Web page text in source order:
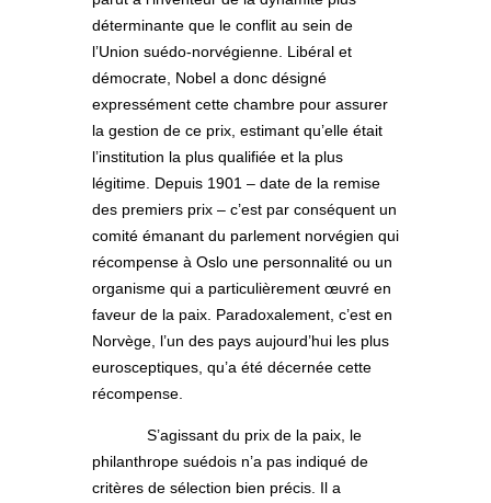
déterminante que le conflit au sein de
l’Union suédo-norvégienne. Libéral et
démocrate, Nobel a donc désigné
expressément cette chambre pour assurer
la gestion de ce prix, estimant qu’elle était
l’institution la plus qualifiée et la plus
légitime. Depuis 1901 – date de la remise
des premiers prix – c’est par conséquent un
comité émanant du parlement norvégien qui
récompense à Oslo une personnalité ou un
organisme qui a particulièrement œuvré en
faveur de la paix. Paradoxalement, c’est en
Norvège, l’un des pays aujourd’hui les plus
eurosceptiques, qu’a été décernée cette
récompense.
S’agissant du prix de la paix, le
philanthrope suédois n’a pas indiqué de
critères de sélection bien précis. Il a